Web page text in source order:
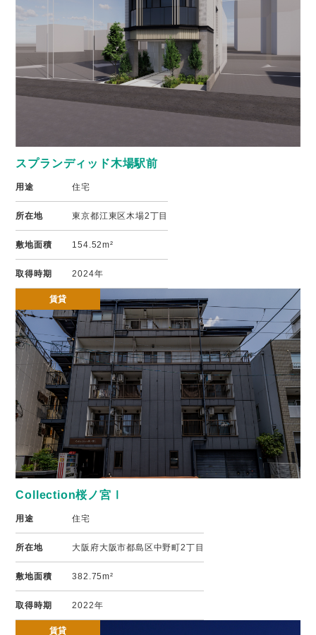
スプランディッド木場駅前
用途 住宅
所在地 東京都江東区木場2丁目
敷地面積 154.52m²
取得時期 2024年
賃貸
Collection桜ノ宮Ⅰ
用途 住宅
所在地 大阪府大阪市都島区中野町2丁目
敷地面積 382.75m²
取得時期 2022年
賃貸